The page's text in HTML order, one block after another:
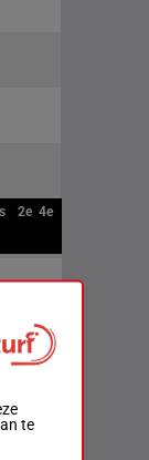
2e 4e
te